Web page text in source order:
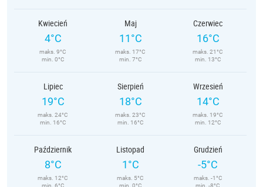
Kwiecień
4°C
maks. 9°C
min. 0°C
Maj
11°C
maks. 17°C
min. 7°C
Czerwiec
16°C
maks. 21°C
min. 13°C
Lipiec
19°C
maks. 24°C
min. 16°C
Sierpień
18°C
maks. 23°C
min. 16°C
Wrzesień
14°C
maks. 19°C
min. 12°C
Październik
8°C
maks. 12°C
min. 6°C
Listopad
1°C
maks. 5°C
min. 0°C
Grudzień
-5°C
maks. -1°C
min. -8°C